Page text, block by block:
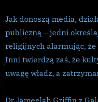
Jak donoszą media,
publiczną – jedni
religijnych alarmując, że
Inni twierdzą zaś, że
uwagę władz, a
Dr Jameelah Griffin z